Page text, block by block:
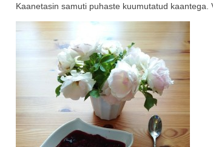
Kaanetasin samuti puhaste kuumutatud kaantega.